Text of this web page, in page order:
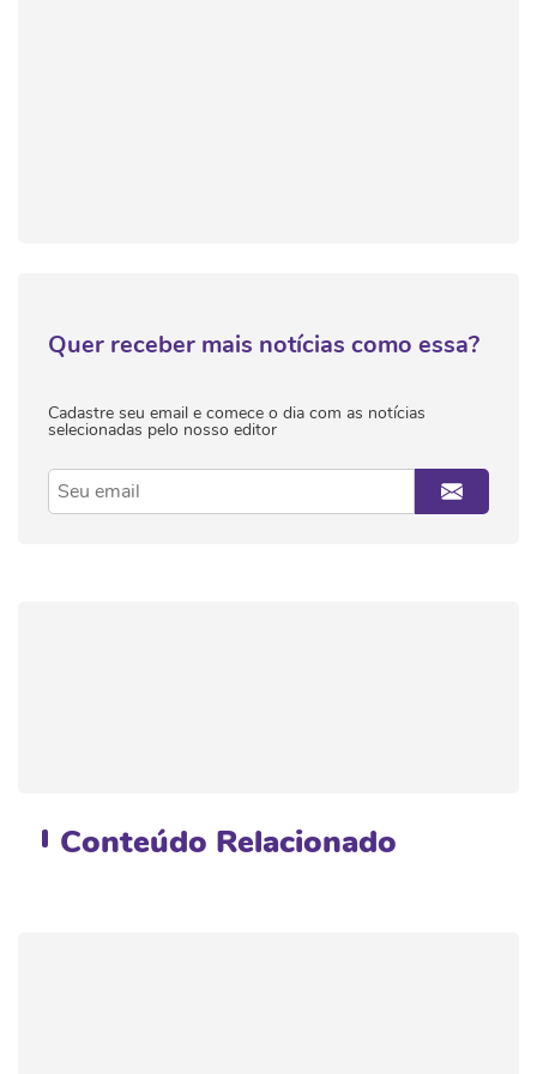
Quer receber mais notícias como essa?
Cadastre seu email e comece o dia com as notícias
selecionadas pelo nosso editor
Conteúdo Relacionado